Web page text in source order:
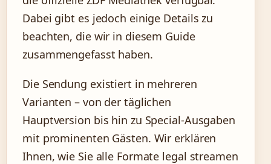
Dabei gibt es jedoch einige Details zu
beachten, die wir in diesem Guide
zusammengefasst haben.
Die Sendung existiert in mehreren
Varianten – von der täglichen
Hauptversion bis hin zu Special-Ausgaben
mit prominenten Gästen. Wir erklären
Ihnen, wie Sie alle Formate legal streamen